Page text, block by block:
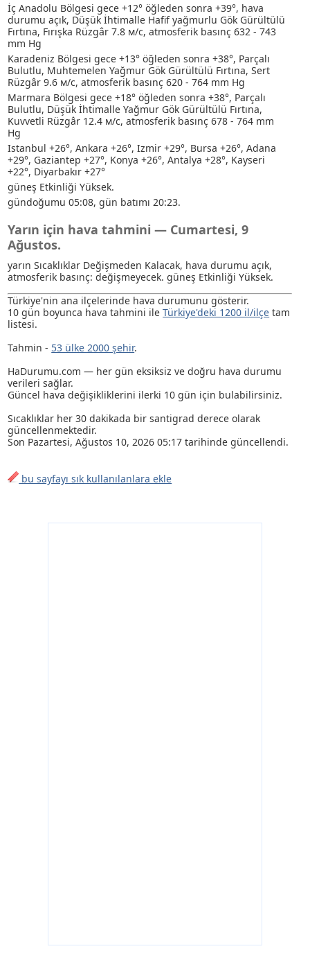
İç Anadolu Bölgesi gece +12° öğleden sonra +39°, hava
durumu açık, Düşük İhtimalle Hafif yağmurlu Gök Gürültülü
Fırtına, Fırışka Rüzgâr 7.8 м/с, atmosferik basınç 632 - 743
mm Hg
Karadeniz Bölgesi gece +13° öğleden sonra +38°, Parçalı
Bulutlu, Muhtemelen Yağmur Gök Gürültülü Fırtına, Sert
Rüzgâr 9.6 м/с, atmosferik basınç 620 - 764 mm Hg
Marmara Bölgesi gece +18° öğleden sonra +38°, Parçalı
Bulutlu, Düşük İhtimalle Yağmur Gök Gürültülü Fırtına,
Kuvvetli Rüzgâr 12.4 м/с, atmosferik basınç 678 - 764 mm
Hg
Istanbul +26°, Ankara +26°, Izmir +29°, Bursa +26°, Adana
+29°, Gaziantep +27°, Konya +26°, Antalya +28°, Kayseri
+22°, Diyarbakır +27°
güneş Etkinliği Yüksek.
gündoğumu 05:08, gün batımı 20:23.
Yarın için hava tahmini — Cumartesi, 9
Ağustos.
yarın Sıcaklıklar Değişmeden Kalacak, hava durumu açık,
atmosferik basınç: değişmeyecek. güneş Etkinliği Yüksek.
Türkiye'nin ana ilçelerinde hava durumunu gösterir.
10 gün boyunca hava tahmini ileTürkiye'deki 1200 il/ilçe tam
listesi.
Tahmin - 53 ülke 2000 şehir.
HaDurumu.com — her gün eksiksiz ve doğru hava durumu
verileri sağlar.
Güncel hava değişikliklerini ilerki 10 gün için bulabilirsiniz.
Sıcaklıklar her 30 dakikada bir santigrad derece olarak
güncellenmektedir.
Son Pazartesi, Ağustos 10, 2026 05:17 tarihinde güncellendi.
bu sayfayı sık kullanılanlara ekle